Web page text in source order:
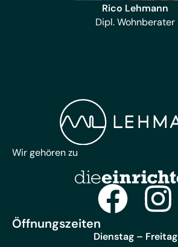
Rico Lehmann
Dipl. Wohnberater
Wir gehören zu
Öffnungszeiten
Dienstag – Freitag